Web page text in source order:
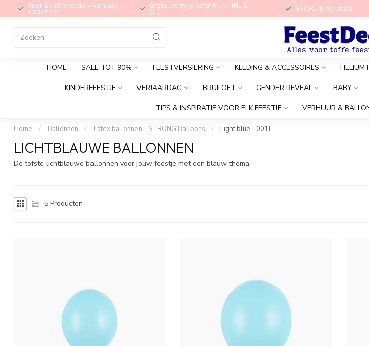
Voor 15:00 besteld = vandaag
verzonden
Gratis levering vanaf € 50,- (NL &
BE) STORE in Nijverdal
HOME SALE TOT 90% FEESTVERSIERING KLEDING & ACCESSOIRES
KINDERFEESTJE VERJAARDAG BRUILOFT GENDER REVEAL BABY
TIPS & INSPIRATIE VOOR ELK FEESTJE VERHUUR &
Home / Ballonnen / Latex ballonnen - STRONG Balloons / Light blue - 001J
LICHTBLAUWE BALLONNEN
De tofste lichtblauwe ballonnen voor jouw feestje met een blauw thema.
5 Producten